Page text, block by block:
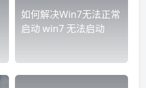
如何解决Win7无法正常
启动 win7 无法启动